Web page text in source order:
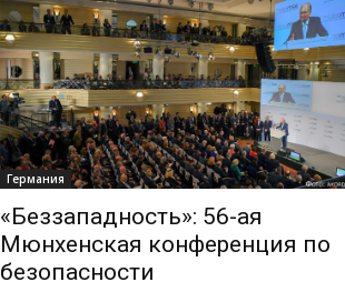
Германия
«Беззападность»: 56-ая
Мюнхенская конференция по
безопасности